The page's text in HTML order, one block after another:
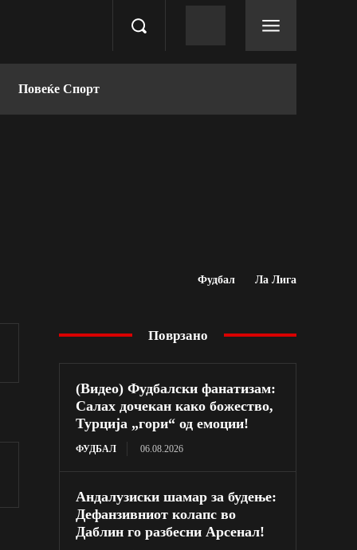
Повеќе Спорт
Фудбал Ла Лига
Поврзано
(Видео) Фудбалски фанатизам:
Салах дочекан како божество,
Турција „гори“ од емоции!
ФУДБАЛ 06.08.2026
Андалузиски шамар за будење:
Дефанзивниот колапс во
Даблин го разбесни Арсенал!